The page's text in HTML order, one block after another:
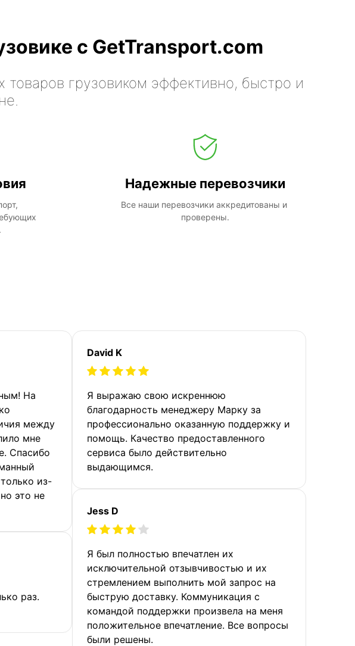
с GetTransport.com
грузовиком эффективно, быстро и
Надежные перевозчики
Все наши перевозчики аккредитованы и
проверены.
На
между
мне
Спасибо
из-
это не
раз.
David K
Я выражаю свою искреннюю
благодарность менеджеру Марку за
профессионально оказанную поддержку и
помощь. Качество предоставленного
сервиса было действительно
выдающимся.
Jess D
Я был полностью впечатлен их
исключительной отзывчивостью и их
стремлением выполнить мой запрос на
быструю доставку. Коммуникация с
командой поддержки произвела на меня
положительное впечатление. Все вопросы
были решены.